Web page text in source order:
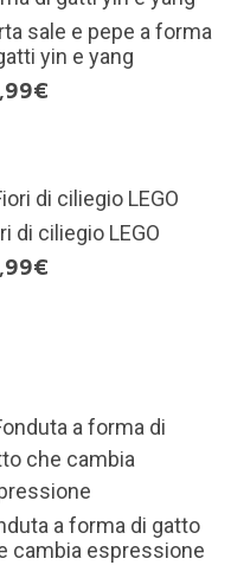
sale e pepe a forma
yin e yang
di ciliegio LEGO
a forma di gatto
cambia espressione